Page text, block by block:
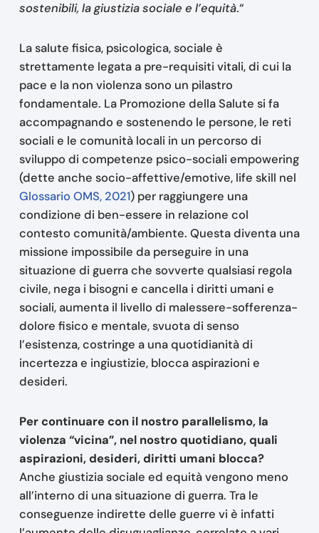
sostenibili, la giustizia sociale e l’equità.“
La salute fisica, psicologica, sociale è
strettamente legata a pre-requisiti vitali, di cui la
pace e la non violenza sono un pilastro
fondamentale. La Promozione della Salute si fa
accompagnando e sostenendo le persone, le reti
sociali e le comunità locali in un percorso di
sviluppo di competenze psico-sociali empowering
(dette anche socio-affettive/emotive, life skill nel
Glossario OMS, 2021) per raggiungere una
condizione di ben-essere in relazione col
contesto comunità/ambiente. Questa diventa una
missione impossibile da perseguire in una
situazione di guerra che sovverte qualsiasi regola
civile, nega i bisogni e cancella i diritti umani e
sociali, aumenta il livello di malessere-sofferenza-
dolore fisico e mentale, svuota di senso
l’esistenza, costringe a una quotidianità di
incertezza e ingiustizie, blocca aspirazioni e
desideri.
Per continuare con il nostro parallelismo, la
violenza “vicina”, nel nostro quotidiano, quali
aspirazioni, desideri, diritti umani blocca?
Anche giustizia sociale ed equità vengono meno
all’interno di una situazione di guerra. Tra le
conseguenze indirette delle guerre vi è infatti